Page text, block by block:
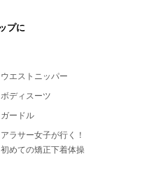
プに
ウエストニッパー
ボディスーツ
ガードル
アラサー女子が行く！
初めての矯正下着体操